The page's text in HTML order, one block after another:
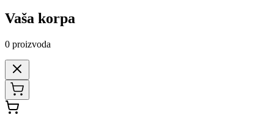
Vaša korpa
0 proizvoda